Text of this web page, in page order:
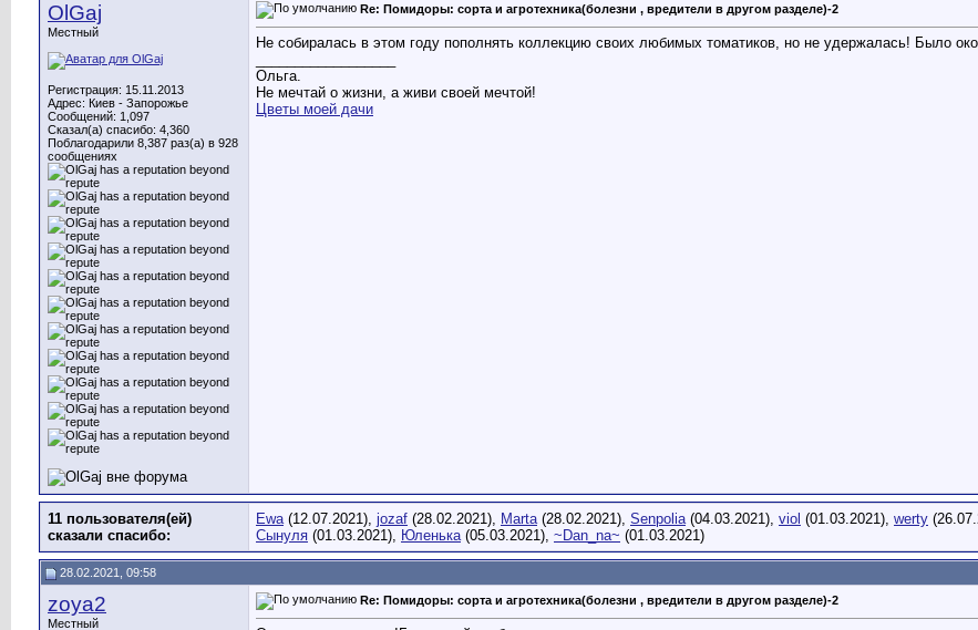
OlGaj
Местный
Регистрация: 15.11.2013
Адрес: Киев - Запорожье
Сообщений: 1,097
Сказал(а) спасибо: 4,360
Поблагодарили 8,387 раз(а) в 928
сообщениях
Re: Помидоры: сорта и агротехника(болезни , вредители в другом разделе)-2
Не собиралась в этом году пополнять коллекцию своих любимых томатиков, но не удержалась! Было
Ольга.
Не мечтай о жизни, а живи своей мечтой!
Цветы моей дачи
11 пользователя(ей)
сказали cпасибо:
Ewa(12.07.2021), jozaf (28.02.2021), Marta(28.02.2021), Senpolia(04.03.2021), viol (01.03.2021), werty
Сынуля (01.03.2021), Юленька(05.03.2021), ~Dan_na~ (01.03.2021)
28.02.2021, 09:58
zoya2
Местный
Re: Помидоры: сорта и агротехника(болезни , вредители в другом разделе)-2